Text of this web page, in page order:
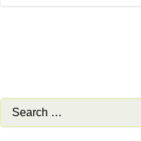
Search
for: